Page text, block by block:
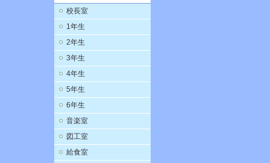
校長室
1年生
2年生
3年生
4年生
5年生
6年生
音楽室
図工室
給食室